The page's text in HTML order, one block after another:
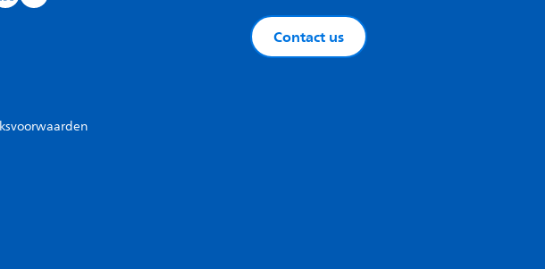
Contact us